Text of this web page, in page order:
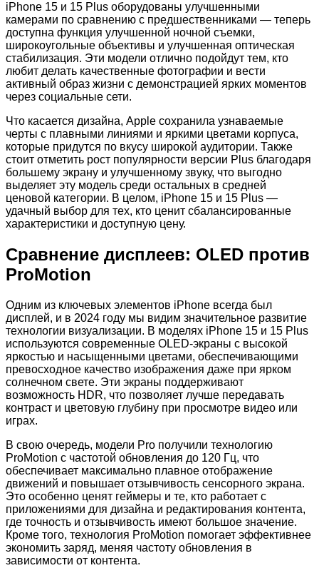
iPhone 15 и 15 Plus оборудованы улучшенными
камерами по сравнению с предшественниками — теперь
доступна функция улучшенной ночной съемки,
широкоугольные объективы и улучшенная оптическая
стабилизация. Эти модели отлично подойдут тем, кто
любит делать качественные фотографии и вести
активный образ жизни с демонстрацией ярких моментов
через социальные сети.
Что касается дизайна, Apple сохранила узнаваемые
черты с плавными линиями и яркими цветами корпуса,
которые придутся по вкусу широкой аудитории. Также
стоит отметить рост популярности версии Plus благодаря
большему экрану и улучшенному звуку, что выгодно
выделяет эту модель среди остальных в средней
ценовой категории. В целом, iPhone 15 и 15 Plus —
удачный выбор для тех, кто ценит сбалансированные
характеристики и доступную цену.
Сравнение дисплеев: OLED против
ProMotion
Одним из ключевых элементов iPhone всегда был
дисплей, и в 2024 году мы видим значительное развитие
технологии визуализации. В моделях iPhone 15 и 15 Plus
используются современные OLED-экраны с высокой
яркостью и насыщенными цветами, обеспечивающими
превосходное качество изображения даже при ярком
солнечном свете. Эти экраны поддерживают
возможность HDR, что позволяет лучше передавать
контраст и цветовую глубину при просмотре видео или
играх.
В свою очередь, модели Pro получили технологию
ProMotion с частотой обновления до 120 Гц, что
обеспечивает максимально плавное отображение
движений и повышает отзывчивость сенсорного экрана.
Это особенно ценят геймеры и те, кто работает с
приложениями для дизайна и редактирования контента,
где точность и отзывчивость имеют большое значение.
Кроме того, технология ProMotion помогает эффективнее
экономить заряд, меняя частоту обновления в
зависимости от контента.